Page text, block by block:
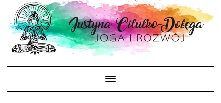
content
Toggle Navigation